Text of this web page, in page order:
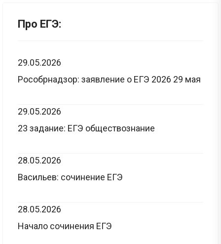
Про ЕГЭ:
29.05.2026
Рособрнадзор: заявление о ЕГЭ 2026 29 мая
29.05.2026
23 задание: ЕГЭ обществознание
28.05.2026
Васильев: сочинение ЕГЭ
28.05.2026
Начало сочинения ЕГЭ